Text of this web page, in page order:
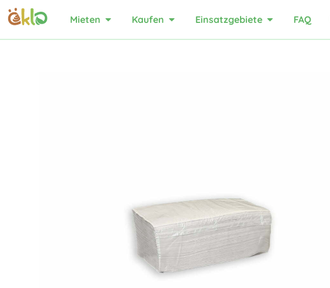
Mieten Kaufen Einsatzgebiete FAQ